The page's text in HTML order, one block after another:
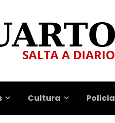
Cultura